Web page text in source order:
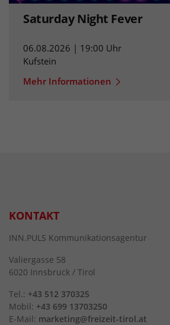
Saturday Night Fever
06.08.2026 | 19:00 Uhr
Kufstein
Mehr Informationen
KONTAKT
INN.PULS Kommunikationsagentur
Valiergasse 58
6020 Innsbruck / Tirol
Tel.: +43 512 370325
Mobil: +43 699 13703250
E-Mail: marketing@freizeit-tirol.at